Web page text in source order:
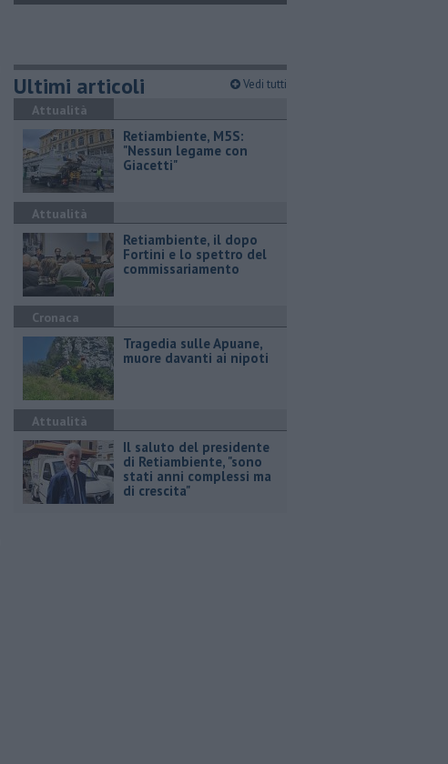
Ultimi articoli Vedi tutti
Attualità
Retiambiente, M5S:
"Nessun legame con
Giacetti"
Attualità
Retiambiente, il dopo
Fortini e lo spettro del
commissariamento
Cronaca
Tragedia sulle Apuane,
muore davanti ai nipoti
Attualità
Il saluto del presidente
di Retiambiente, "sono
stati anni complessi ma
di crescita"